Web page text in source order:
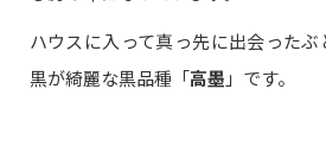
ハウスに入って真っ先に出会った
黒が綺麗な黒品種「高墨 」です。